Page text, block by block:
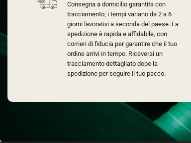
Consegna a domicilio garantita con
tracciamento; i tempi variano da 2 a 6
giorni lavorativi a seconda del paese. La
spedizione è rapida e affidabile, con
corrieri di fiducia per garantire che il tuo
ordine arrivi in tempo. Riceverai un
tracciamento dettagliato dopo la
spedizione per seguire il tuo pacco.